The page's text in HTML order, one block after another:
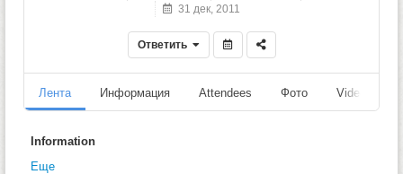
31 дек, 2011
Ответить
Лента Информация Attendees Фото Videos
Information
Еще